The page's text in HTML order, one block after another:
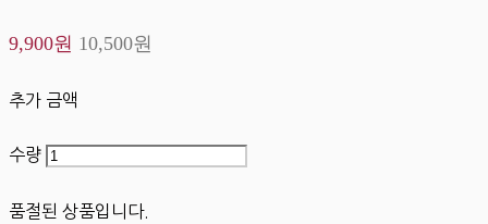
9,900원 10,500원
추가 금액
수량
품절된 상품입니다.